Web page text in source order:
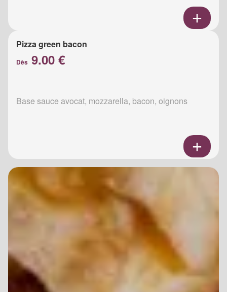
Pizza green bacon
Dès 9.00 €
Base sauce avocat, mozzarella, bacon, oignons